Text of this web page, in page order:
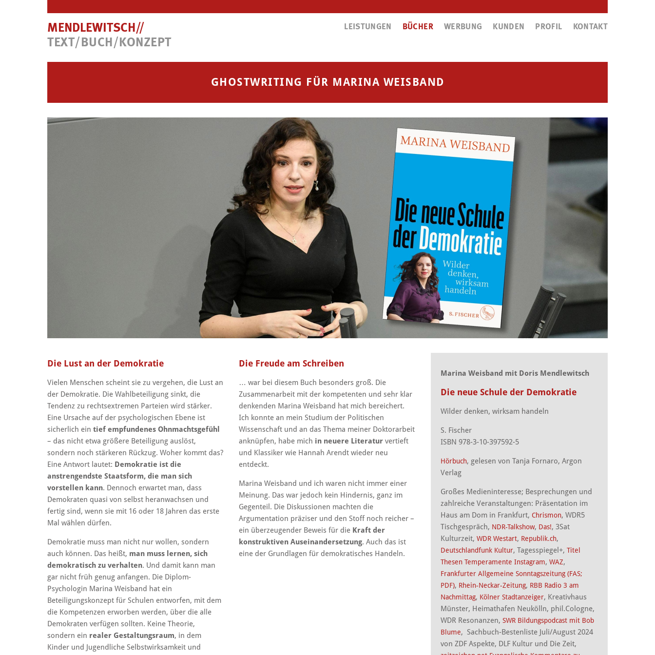
MENDLEWITSCH//
TEXT/BUCH/KONZEPT
LEISTUNGEN BÜCHER WERBUNG KUNDEN PROFIL KONTAKT
GHOSTWRITING FÜR MARINA WEISBAND
Die Lust an der Demokratie
Vielen Menschen scheint sie zu vergehen, die Lust an
der Demokratie. Die Wahlbeteiligung sinkt, die
Tendenz zu rechtsextremen Parteien wird stärker.
Eine Ursache auf der psychologischen Ebene ist
sicherlich ein tief empfundenes Ohnmachtsgefühl
– das nicht etwa größere Beteiligung auslöst,
sondern noch stärkeren Rückzug. Woher kommt das?
Eine Antwort lautet: Demokratie ist die
anstrengendste Staatsform, die man sich
vorstellen kann. Dennoch erwartet man, dass
Demokraten quasi von selbst heranwachsen und
fertig sind, wenn sie mit 16 oder 18 Jahren das erste
Mal wählen dürfen.
Demokratie muss man nicht nur wollen, sondern
auch können. Das heißt, man muss lernen, sich
demokratisch zu verhalten. Und damit kann man
gar nicht früh genug anfangen. Die Diplom-
Psychologin Marina Weisband hat ein
Beteiligungskonzept für Schulen entworfen, mit dem
die Kompetenzen erworben werden, über die alle
Demokraten verfügen sollten. Keine Theorie,
sondern ein realer Gestaltungsraum, in dem
Kinder und Jugendliche Selbstwirksamkeit und
Die Freude am Schreiben
… war bei diesem Buch besonders groß. Die
Zusammenarbeit mit der kompetenten und sehr klar
denkenden Marina Weisband hat mich bereichert.
Ich konnte an mein Studium der Politischen
Wissenschaft und an das Thema meiner Doktorarbeit
anknüpfen, habe mich in neuere Literatur vertieft
und Klassiker wie Hannah Arendt wieder neu
entdeckt.
Marina Weisband und ich waren nicht immer einer
Meinung. Das war jedoch kein Hindernis, ganz im
Gegenteil. Die Diskussionen machten die
Argumentation präziser und den Stoff noch reicher –
ein überzeugender Beweis für die Kraft der
konstruktiven Auseinandersetzung. Auch das ist
eine der Grundlagen für demokratisches Handeln.
Marina Weisband mit Doris Mendlewitsch
Die neue Schule der Demokratie
Wilder denken, wirksam handeln
S. Fischer
ISBN 978-3-10-397592-5
Hörbuch, gelesen von Tanja Fornaro, Argon
Verlag
Großes Medieninteresse; Besprechungen und
zahlreiche Veranstaltungen: Präsentation im
Haus am Dom in Frankfurt, Chrismon, WDR5
Tischgespräch, NDR-Talkshow, Das!, 3Sat
Kulturzeit, WDR Westart, Republik.ch,
Deutschlandfunk Kultur, Tagesspiegel+, Titel
Thesen Temperamente Instagram, WAZ,
Frankfurter Allgemeine Sonntagszeitung (FAS;
PDF), Rhein-Neckar-Zeitung, RBB Radio 3 am
Nachmittag, Kölner Stadtanzeiger, Kreativhaus
Münster, Heimathafen Neukölln, phil.Cologne,
WDR Resonanzen, SWR Bildungspodcast mit Bob
Blume, Sachbuch-Bestenliste Juli/August 2024
von ZDF Aspekte, DLF Kultur und Die Zeit,